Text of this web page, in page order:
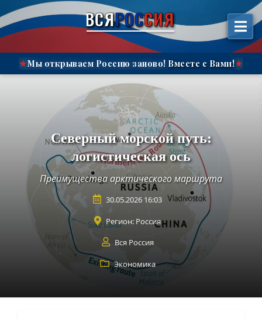
المحتوى"
ВСЯРОССИЯ
★Мы открываем Россию заново! Вместе с Вами!★
Северный морской путь:
логистическая ось
Преимущества арктического маршрута
30.05.2026 16:03
Регион: Россия
Вся Россия
Экономика